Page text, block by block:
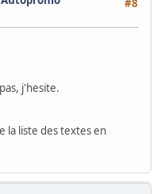
#8
j'hesite.
la liste des textes en